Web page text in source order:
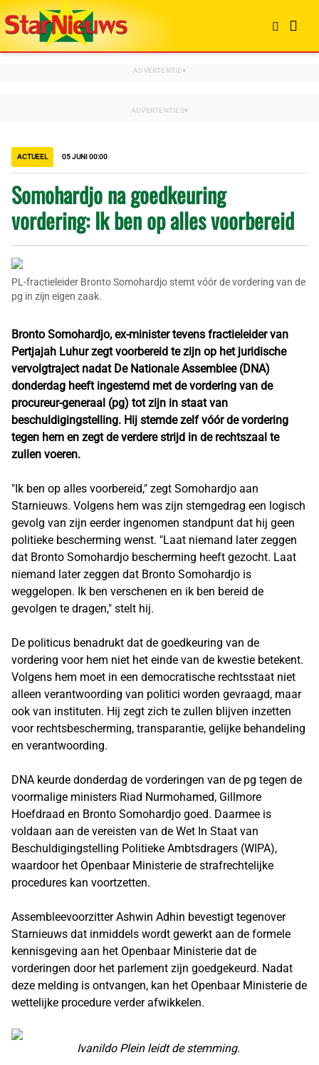
ACTUEEL 05 JUNI 00:00
Somohardjo na goedkeuring
vordering: Ik ben op alles voorbereid
PL-fractieleider Bronto Somohardjo stemt vóór de vordering van de
pg in zijn eigen zaak.
Bronto Somohardjo, ex-minister tevens fractieleider van
Pertjajah Luhur zegt voorbereid te zijn op het juridische
vervolgtraject nadat De Nationale Assemblee (DNA)
donderdag heeft ingestemd met de vordering van de
procureur-generaal (pg) tot zijn in staat van
beschuldigingstelling. Hij stemde zelf vóór de vordering
tegen hem en zegt de verdere strijd in de rechtszaal te
zullen voeren.
"Ik ben op alles voorbereid," zegt Somohardjo aan
Starnieuws. Volgens hem was zijn stemgedrag een logisch
gevolg van zijn eerder ingenomen standpunt dat hij geen
politieke bescherming wenst. "Laat niemand later zeggen
dat Bronto Somohardjo bescherming heeft gezocht. Laat
niemand later zeggen dat Bronto Somohardjo is
weggelopen. Ik ben verschenen en ik ben bereid de
gevolgen te dragen," stelt hij.
De politicus benadrukt dat de goedkeuring van de
vordering voor hem niet het einde van de kwestie betekent.
Volgens hem moet in een democratische rechtsstaat niet
alleen verantwoording van politici worden gevraagd, maar
ook van instituten. Hij zegt zich te zullen blijven inzetten
voor rechtsbescherming, transparantie, gelijke behandeling
en verantwoording.
DNA keurde donderdag de vorderingen van de pg tegen de
voormalige ministers Riad Nurmohamed, Gillmore
Hoefdraad en Bronto Somohardjo goed. Daarmee is
voldaan aan de vereisten van de Wet In Staat van
Beschuldigingstelling Politieke Ambtsdragers (WIPA),
waardoor het Openbaar Ministerie de strafrechtelijke
procedures kan voortzetten.
Assembleevoorzitter Ashwin Adhin bevestigt tegenover
Starnieuws dat inmiddels wordt gewerkt aan de formele
kennisgeving aan het Openbaar Ministerie dat de
vorderingen door het parlement zijn goedgekeurd. Nadat
deze melding is ontvangen, kan het Openbaar Ministerie de
wettelijke procedure verder afwikkelen.
Ivanildo Plein leidt de stemming.